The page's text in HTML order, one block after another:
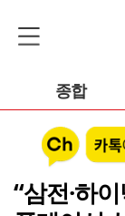
종합
“삼전·하